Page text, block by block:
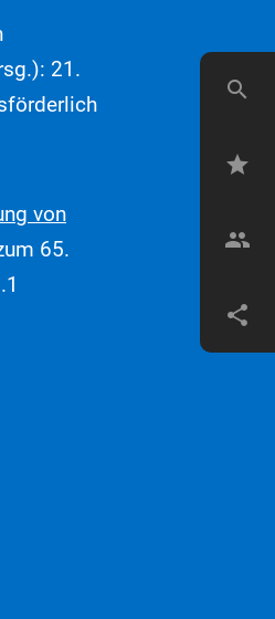
21.
von
65.
search
star
group
share